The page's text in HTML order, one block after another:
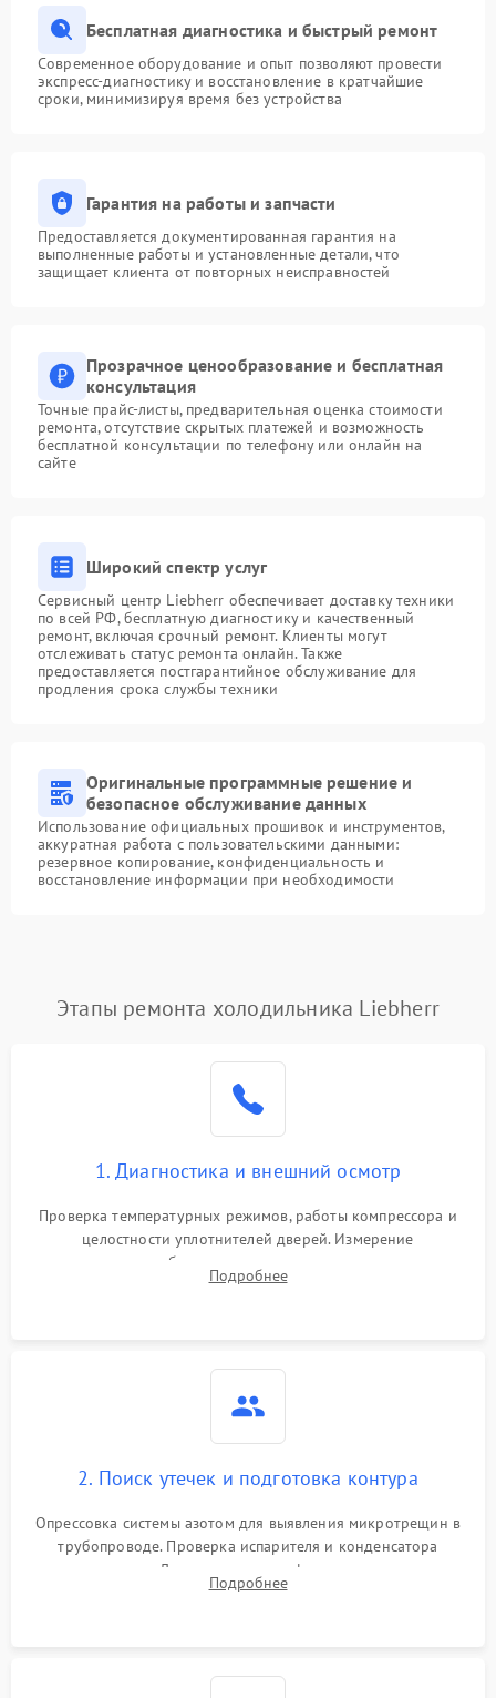
Бесплатная диагностика и быстрый ремонт
Современное оборудование и опыт позволяют провести
экспресс-диагностику и восстановление в кратчайшие
сроки, минимизируя время без устройства
Гарантия на работы и запчасти
Предоставляется документированная гарантия на
выполненные работы и установленные детали, что
защищает клиента от повторных неисправностей
Прозрачное ценообразование и бесплатная
консультация
Точные прайс-листы, предварительная оценка стоимости
ремонта, отсутствие скрытых платежей и возможность
бесплатной консультации по телефону или онлайн на
сайте
Широкий спектр услуг
Сервисный центр Liebherr обеспечивает доставку техники
по всей РФ, бесплатную диагностику и качественный
ремонт, включая срочный ремонт. Клиенты могут
отслеживать статус ремонта онлайн. Также
предоставляется постгарантийное обслуживание для
продления срока службы техники
Оригинальные программные решение и
безопасное обслуживание данных
Использование официальных прошивок и инструментов,
аккуратная работа с пользовательскими данными:
резервное копирование, конфиденциальность и
восстановление информации при необходимости
Этапы ремонта холодильника Liebherr
1. Диагностика и внешний осмотр
Проверка температурных режимов, работы компрессора и
целостности уплотнителей дверей. Измерение
сопротивления обмоток мотора, проверка термостата и
считывание кодов ошибок с электронного дисплея.
Подробнее
2. Поиск утечек и подготовка контура
Опрессовка системы азотом для выявления микротрещин в
трубопроводе. Проверка испарителя и конденсатора
течеискателем. Демонтаж старого фильтра-осушителя и
продувка капиллярной трубки для устранения засоров.
Подробнее